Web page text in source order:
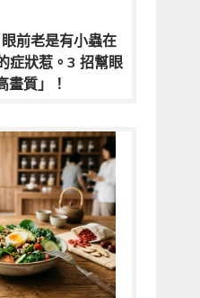
眼前老是有小蟲在
症狀惹。3 招幫眼
畫質」！